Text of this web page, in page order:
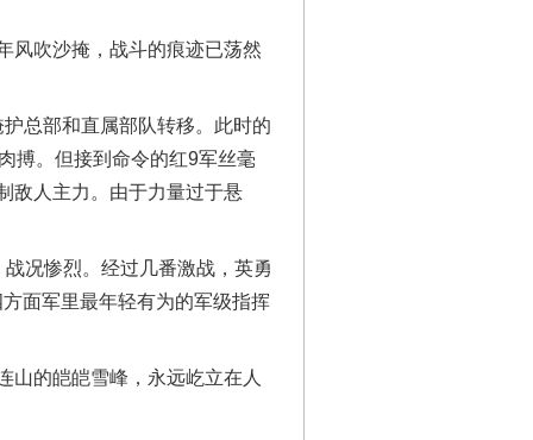
风吹沙掩，战斗的痕迹已荡然
总部和直属部队转移。此时的
搏。但接到命令的红9军丝毫
敌人主力。由于力量过于悬
况惨烈。经过几番激战，英勇
面军里最年轻有为的军级指挥
的皑皑雪峰，永远屹立在人